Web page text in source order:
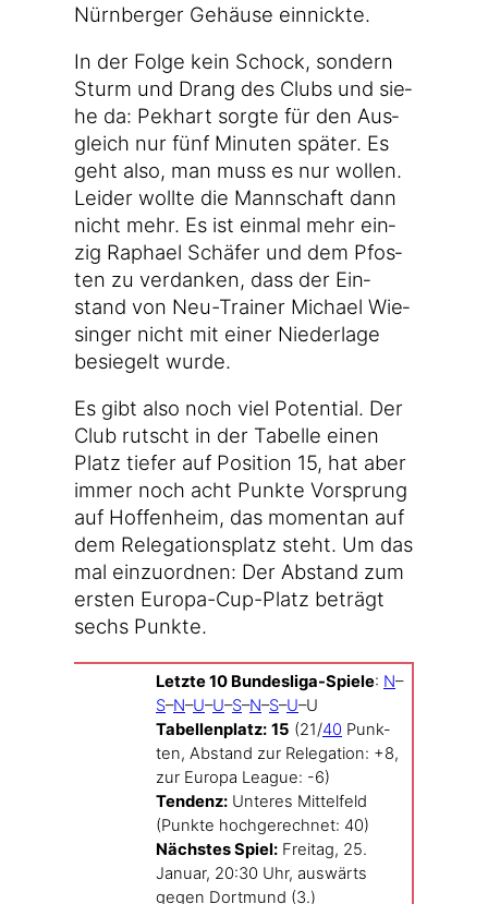
Nürn­ber­ger Gehäu­se einnickte.
In der Fol­ge kein Schock, son­dern
Sturm und Drang des Clubs und sie­
he da: Pek­hart sorg­te für den Aus­
gleich nur fünf Minu­ten spä­ter. Es
geht also, man muss es nur wol­len.
Lei­der woll­te die Mann­schaft dann
nicht mehr. Es ist ein­mal mehr ein­
zig Rapha­el Schä­fer und dem Pfos­
ten zu ver­dan­ken, dass der Ein­
stand von Neu-Trainer Micha­el Wie­
sin­ger nicht mit einer Nie­der­la­ge
besie­gelt wurde.
Es gibt also noch viel Poten­ti­al. Der
Club rutscht in der Tabel­le einen
Platz tie­fer auf Posi­ti­on 15, hat aber
immer noch acht Punk­te Vor­sprung
auf Hof­fen­heim, das momen­tan auf
dem Rele­ga­ti­ons­platz steht. Um das
mal ein­zu­ord­nen: Der Abstand zum
ers­ten Europa-Cup-Platz beträgt
sechs Punkte.
Letz­te 10 Bundesliga-Spiele: N–
S–N–U–U–S–N–S–U–U
Tabel­len­platz: 15 (21/40 Punk­
ten, Abstand zur Rele­ga­ti­on: +8,
zur Euro­pa League: -6)
Ten­denz: Unte­res Mit­tel­feld
(Punk­te hoch­ge­rech­net: 40)
Nächs­tes Spiel: Frei­tag, 25.
Janu­ar, 20:30 Uhr, aus­wärts
gegen Dort­mund (3.)